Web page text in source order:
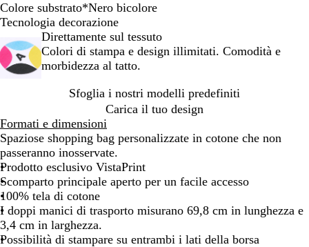
Colore substrato*Nero bicolore
N
r
o
o
l
o
r
e
B
i
g
Tecnologia decorazione
Direttamente sul tessuto
Colori di stampa e design illimitati. Comodità e
morbidezza al tatto.
Sfoglia i nostri modelli predefiniti
Carica il tuo design
Formati e dimensioni
Spaziose shopping bag personalizzate in cotone che non
passeranno inosservate.
Prodotto esclusivo VistaPrint
Scomparto principale aperto per un facile accesso
100% tela di cotone
I doppi manici di trasporto misurano 69,8 cm in lunghezza e
3,4 cm in larghezza.
Possibilità di stampare su entrambi i lati della borsa